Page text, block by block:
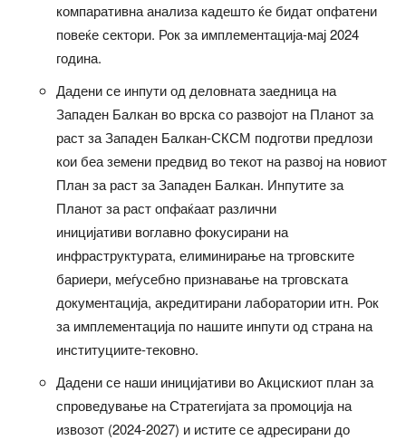
компаративна анализа кадешто ќе бидат опфатени
повеќе сектори. Рок за имплементација-мај 2024
година.
Дадени се инпути од деловната заедница на
Западен Балкан во врска со развојот на Планот за
раст за Западен Балкан-СКСМ подготви предлози
кои беа земени предвид во текот на развој на новиот
План за раст за Западен Балкан. Инпутите за
Планот за раст опфаќаат различни
иницијативи воглавно фокусирани на
инфраструктурата, елиминирање на трговските
бариери, меѓусебно признавање на трговската
документација, акредитирани лаборатории итн. Рок
за имплементација по нашите инпути од страна на
институциите-тековно.
Дадени се наши иницијативи во Акцискиот план за
спроведување на Стратегијата за промоција на
извозот (2024-2027) и истите се адресирани до